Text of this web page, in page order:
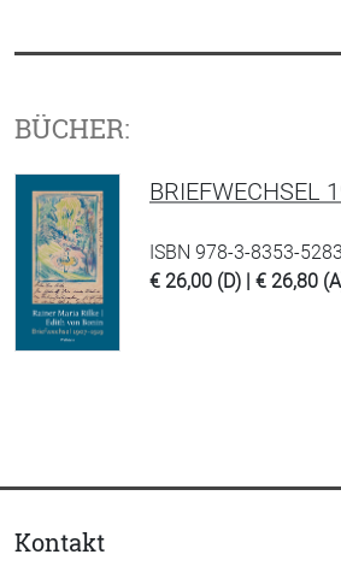
BÜCHER:
BRIEFWECHSEL
ISBN 978-3-8353-
€ 26,00 (D) | € 26,80
Kontakt